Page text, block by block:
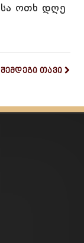
ოთხ დღე
შემდეგი თავი